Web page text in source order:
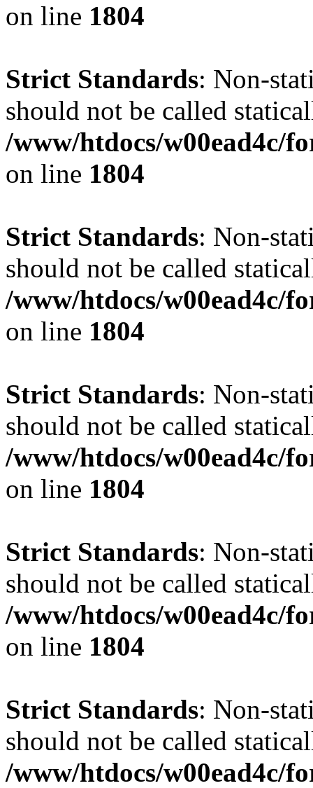
on line 1804
Strict Standards: Non-
should not be called
/www/htdocs/w00ead4c/
on line 1804
Strict Standards: Non-
should not be called
/www/htdocs/w00ead4c/
on line 1804
Strict Standards: Non-
should not be called
/www/htdocs/w00ead4c/
on line 1804
Strict Standards: Non-
should not be called
/www/htdocs/w00ead4c/
on line 1804
Strict Standards: Non-
should not be called
/www/htdocs/w00ead4c/